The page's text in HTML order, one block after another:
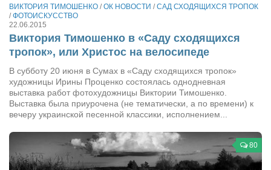
ВИКТОРИЯ ТИМОШЕНКО /ОК НОВОСТИ /САД СХОДЯЩИХСЯ ТРОПОК
/ФОТОИСКУССТВО
22.06.2015
Виктория Тимошенко в «Саду сходящихся
тропок», или Христос на велосипеде
В субботу 20 июня в Сумах в «Саду сходящихся тропок»
художницы Ирины Проценко состоялась однодневная
выставка работ фотохудожницы Виктории Тимошенко.
Выставка была приурочена (не тематически, а по времени) к
вечеру украинской песенной классики, исполнением...
80